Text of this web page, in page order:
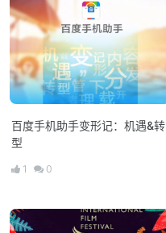
百度手机助手变形记：机遇&转
型
1 0